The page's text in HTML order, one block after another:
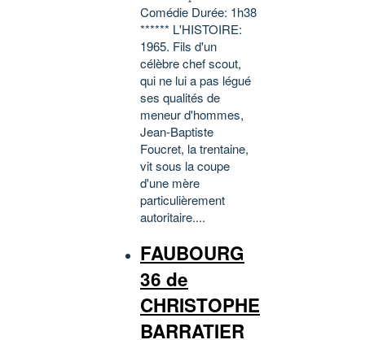
Comédie Durée: 1h38
****** L'HISTOIRE:
1965. Fils d'un
célèbre chef scout,
qui ne lui a pas légué
ses qualités de
meneur d'hommes,
Jean-Baptiste
Foucret, la trentaine,
vit sous la coupe
d'une mère
particulièrement
autoritaire....
FAUBOURG
36 de
CHRISTOPHE
BARRATIER